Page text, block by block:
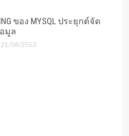
ของ MYSQL ประยุกต์จัด
มูล
21/04/2553